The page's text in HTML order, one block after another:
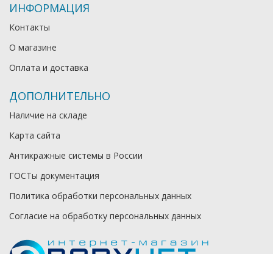
ИНФОРМАЦИЯ
Контакты
О магазине
Оплата и доставка
ДОПОЛНИТЕЛЬНО
Наличие на складе
Карта сайта
Антикражные системы в России
ГОСТы документация
Политика обработки персональных данных
Согласие на обработку персональных данных